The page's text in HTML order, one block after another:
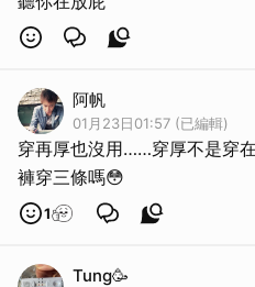
阿帆
01月23日01:57 (已編輯)
穿再厚也沒用……穿厚不是穿
褲穿三條嗎😳
1
Tung🥳